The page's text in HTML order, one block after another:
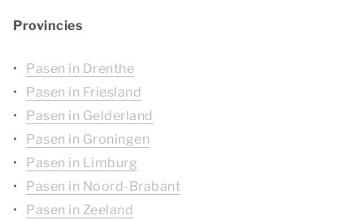
Provincies
Pasen in Drenthe
Pasen in Friesland
Pasen in Gelderland
Pasen in Groningen
Pasen in Limburg
Pasen in Noord-Brabant
Pasen in Zeeland